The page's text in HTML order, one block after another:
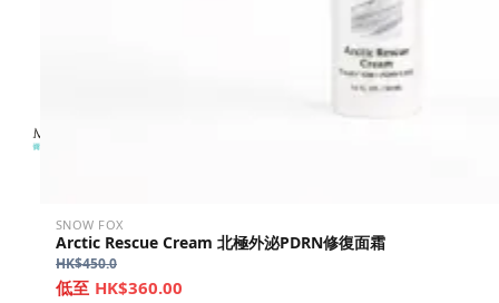
SNOW FOX
Arctic Rescue Cream 北極外泌PDRN修復面霜
HK$450.0
HK$360.00